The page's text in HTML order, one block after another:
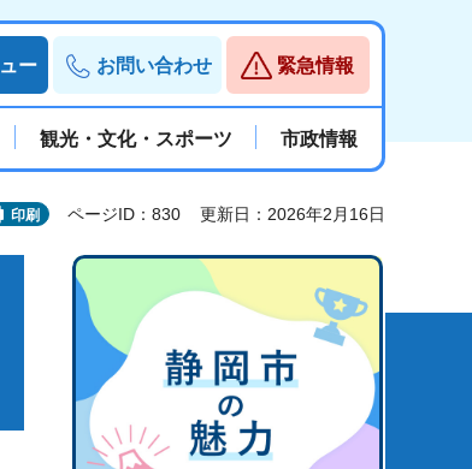
ー お問い合わせ 緊急情報
観光・文化・スポーツ 市政情報
印刷 ページID：830 更新日：2026年2月16日